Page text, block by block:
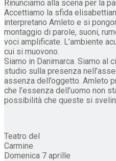
Rinunciamo alla scena per la
Accettiamo la sfida
interpretano Amleto e si
montaggio di parole, suoni,
voci amplificate. L’ambiente
cui si muovono.
Siamo in Danimarca. Siamo al
studio sulla presenza
assenza dell’oggetto. Amleto
che l’essenza dell’uomo non
possibilità che queste si
Teatro del
Domenica 7 aprille